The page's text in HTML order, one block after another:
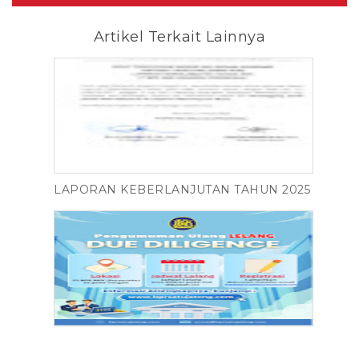
Artikel Terkait Lainnya
LAPORAN KEBERLANJUTAN TAHUN 2025